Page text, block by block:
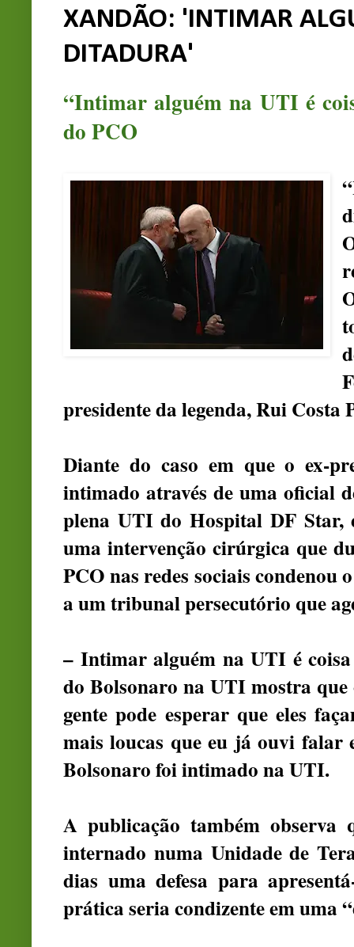
XANDÃO: 'INTIMAR
DITADURA'
“Intimar alguém na UTI é
do PCO
presidente da legenda, Rui Costa
Diante do caso em que o ex-
intimado através de uma oficial
plena UTI do Hospital DF Star,
uma intervenção cirúrgica que
PCO nas redes sociais condenou
a um tribunal persecutório que
– Intimar alguém na UTI é
do Bolsonaro na UTI mostra que
gente pode esperar que eles
mais loucas que eu já ouvi falar
Bolsonaro foi intimado na UTI.
A publicação também observa
internado numa Unidade de
dias uma defesa para
prática seria condizente em uma